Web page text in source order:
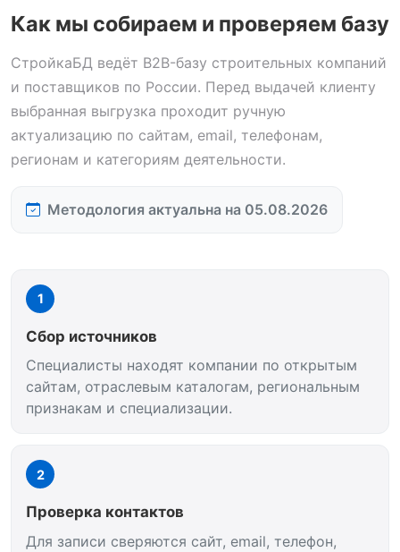
Как мы собираем и проверяем базу
СтройкаБД ведёт B2B-базу строительных компаний
и поставщиков по России. Перед выдачей клиенту
выбранная выгрузка проходит ручную
актуализацию по сайтам, email, телефонам,
регионам и категориям деятельности.
Методология актуальна на 05.08.2026
1
Сбор источников
Специалисты находят компании по открытым
сайтам, отраслевым каталогам, региональным
признакам и специализации.
2
Проверка контактов
Для записи сверяются сайт, email, телефон,